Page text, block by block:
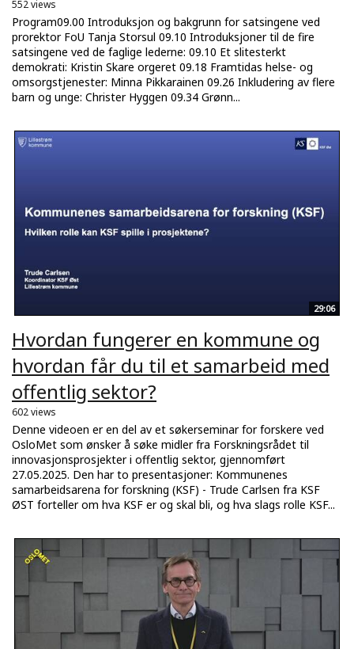
552 views
Program09.00 Introduksjon og bakgrunn for satsingene ved
prorektor FoU Tanja Storsul 09.10 Introduksjoner til de fire
satsingene ved de faglige lederne: 09.10 Et slitesterkt
demokrati: Kristin Skare orgeret 09.18 Framtidas helse- og
omsorgstjenester: Minna Pikkarainen 09.26 Inkludering av flere
barn og unge: Christer Hyggen 09.34 Grønn...
29:06
Hvordan fungerer en kommune og
hvordan får du til et samarbeid med
offentlig sektor?
602 views
Denne videoen er en del av et søkerseminar for forskere ved
OsloMet som ønsker å søke midler fra Forskningsrådet til
innovasjonsprosjekter i offentlig sektor, gjennomført
27.05.2025. Den har to presentasjoner: Kommunenes
samarbeidsarena for forskning (KSF) - Trude Carlsen fra KSF
ØST forteller om hva KSF er og skal bli, og hva slags rolle KSF...